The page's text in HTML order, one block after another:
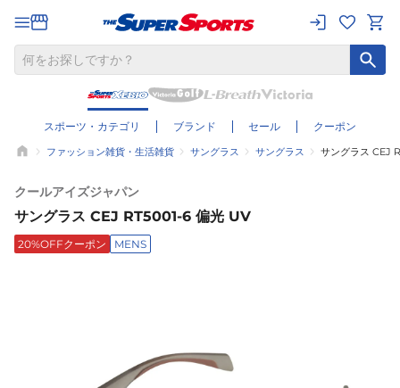
スポーツ・カテゴリ ブランド セール クーポン
ファッション雑貨・生活雑貨 サングラス サングラス サングラス CEJ
クールアイズジャパン
サングラス CEJ RT5001-6 偏光 UV
20%OFFクーポン MENS